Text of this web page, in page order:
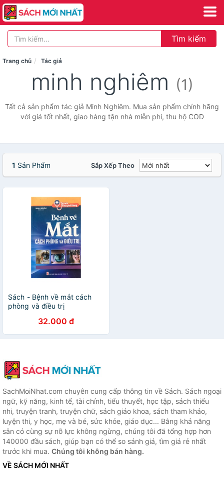
Tìm kiếm
Trang chủ Tác giả
minh nghiêm (1)
Tất cả sản phẩm tác giả Minh Nghiêm. Mua sản phẩm chính hãng
với giá tốt nhất, giao hàng tận nhà miễn phí, thu hộ COD
1 Sản Phẩm Sắp Xếp Theo
Sách - Bệnh về mắt cách
phòng và điều trị
32.000 đ
SachMoiNhat.com chuyên cung cấp thông tin về Sách. Sách ngoại
ngữ, kỹ năng, kinh tế, tài chính, tiểu thuyết, học tập, sách thiếu
nhi, truyện tranh, truyện chữ, sách giáo khoa, sách tham khảo,
luyện thi, y học, mẹ và bé, sức khỏe, giáo dục... Bằng khả năng
sẵn có cùng sự nỗ lực không ngừng, chúng tôi đã tổng hợp hơn
140000 đầu sách, giúp bạn có thể so sánh giá, tìm giá rẻ nhất
trước khi mua. Chúng tôi không bán hàng.
VỀ SÁCH MỚI NHẤT